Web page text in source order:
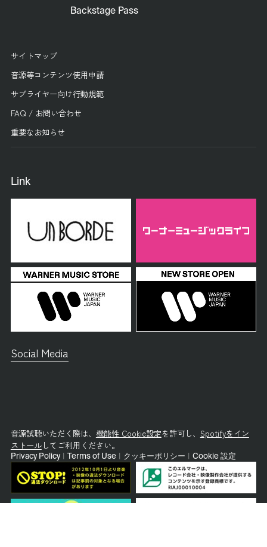
Backstage Pass
サイトマップ
音源等コンテンツ使用申請
サプライヤー向け行動規範
FAQ / お問い合わせ
重要なお知らせ
Link
Social Media
音源試聴いただく際は、 機能性 Cookie設定を許可し、 Spotifyをイン
ストールしてご利用ください。
Privacy Policy Terms of Use クッキーポリシー Cookie 設定